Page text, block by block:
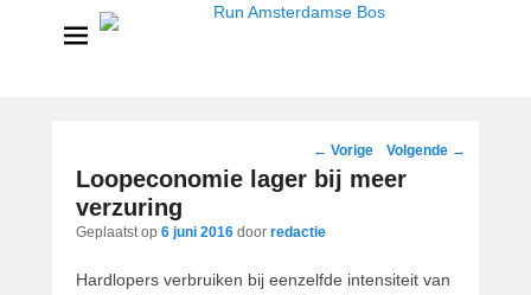
Bericht
navigatie
← Vorige Volgende →
Loopeconomie lager bij meer
verzuring
Geplaatst op 6 juni 2016 door redactie
Hardlopers verbruiken bij eenzelfde intensiteit van